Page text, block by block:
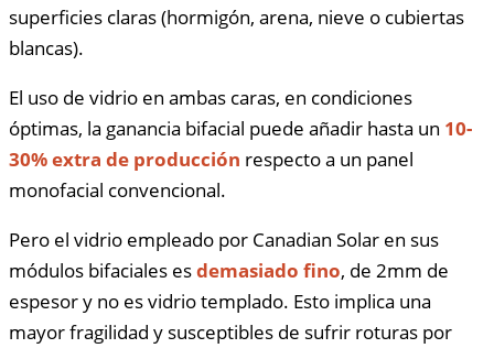
superficies claras (hormigón, arena, nieve o cubiertas
blancas).
El uso de vidrio en ambas caras, en condiciones
óptimas, la ganancia bifacial puede añadir hasta un 10-
30% extra de producción respecto a un panel
monofacial convencional.
Pero el vidrio empleado por Canadian Solar en sus
módulos bifaciales esdemasiado fino, de 2mm de
espesor y no es vidrio templado. Esto implica una
mayor fragilidad y susceptibles de sufrir roturas por